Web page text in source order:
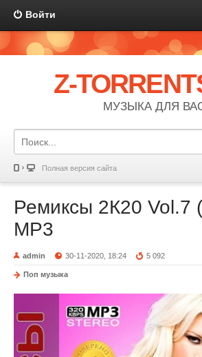
Войти
Z-
МУЗЫКА ДЛЯ
Полная версия сайта
Ремиксы 2К20 Vol.7
MP3
admin 30-11-2020, 18:24 5 092
Поп музыка